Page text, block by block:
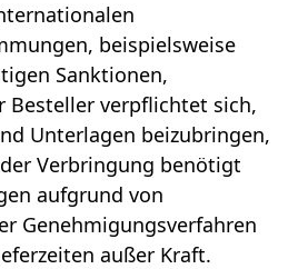
beispielsweise
Sanktionen,
Besteller verpflichtet sich,
Unterlagen beizubringen,
Verbringung benötigt
aufgrund von
Genehmigungsverfahren
außer Kraft.